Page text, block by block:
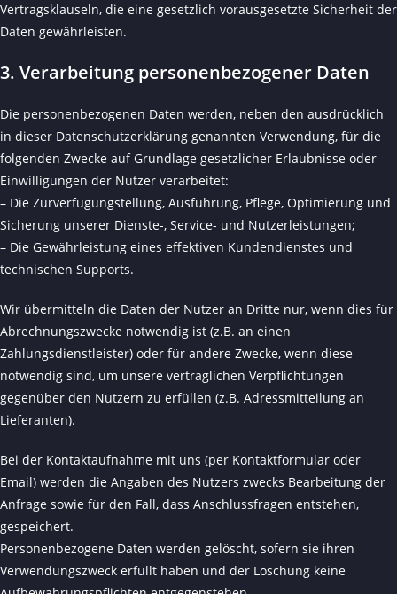
Vertragsklauseln, die eine gesetzlich vorausgesetzte Sicherheit der
Daten gewährleisten.
3. Verarbeitung personenbezogener Daten
Die personenbezogenen Daten werden, neben den ausdrücklich
in dieser Datenschutzerklärung genannten Verwendung, für die
folgenden Zwecke auf Grundlage gesetzlicher Erlaubnisse oder
Einwilligungen der Nutzer verarbeitet:
– Die Zurverfügungstellung, Ausführung, Pflege, Optimierung und
Sicherung unserer Dienste-, Service- und Nutzerleistungen;
– Die Gewährleistung eines effektiven Kundendienstes und
technischen Supports.
Wir übermitteln die Daten der Nutzer an Dritte nur, wenn dies für
Abrechnungszwecke notwendig ist (z.B. an einen
Zahlungsdienstleister) oder für andere Zwecke, wenn diese
notwendig sind, um unsere vertraglichen Verpflichtungen
gegenüber den Nutzern zu erfüllen (z.B. Adressmitteilung an
Lieferanten).
Bei der Kontaktaufnahme mit uns (per Kontaktformular oder
Email) werden die Angaben des Nutzers zwecks Bearbeitung der
Anfrage sowie für den Fall, dass Anschlussfragen entstehen,
gespeichert.
Personenbezogene Daten werden gelöscht, sofern sie ihren
Verwendungszweck erfüllt haben und der Löschung keine